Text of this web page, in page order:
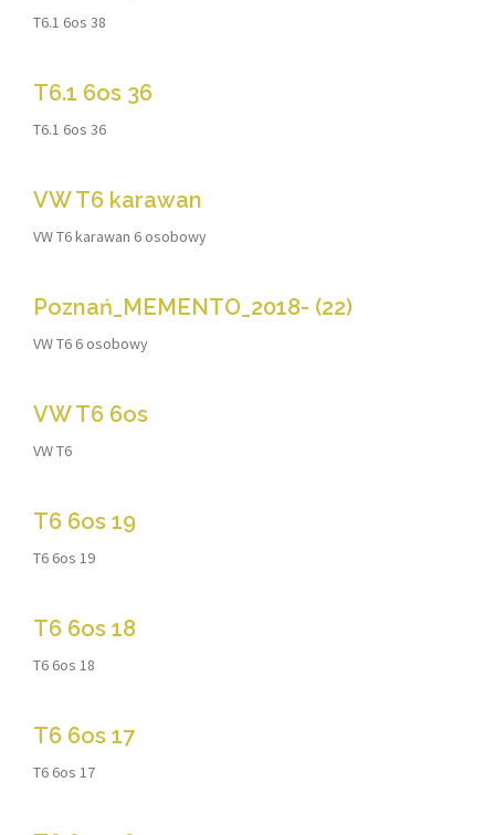
T6.1 6os 38
T6.1 6os 36
T6.1 6os 36
VW T6 karawan
VW T6 karawan 6 osobowy
Poznań_MEMENTO_2018- (22)
VW T6 6 osobowy
VW T6 6os
VW T6
T6 6os 19
T6 6os 19
T6 6os 18
T6 6os 18
T6 6os 17
T6 6os 17